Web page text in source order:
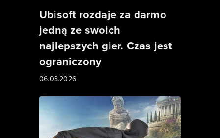
Ubisoft rozdaje za darmo
jedną ze swoich
najlepszych gier. Czas jest
ograniczony
06.08.2026